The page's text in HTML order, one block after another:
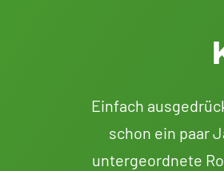
Einfach
schon ein paar
untergeordnete